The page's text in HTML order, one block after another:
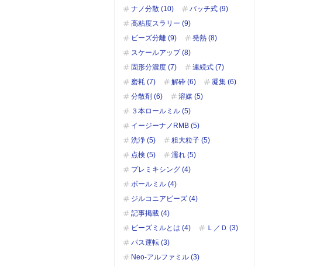
ナノ分散 (10)
バッチ式 (9)
高粘度スラリー (9)
ビーズ分離 (9)
発熱 (8)
スケールアップ (8)
固形分濃度 (7)
連続式 (7)
磨耗 (7)
解砕 (6)
凝集 (6)
分散剤 (6)
溶媒 (5)
３本ロールミル (5)
イージーナノRMB (5)
洗浄 (5)
粗大粒子 (5)
点検 (5)
濡れ (5)
プレミキシング (4)
ボールミル (4)
ジルコニアビーズ (4)
記事掲載 (4)
ビーズミルとは (4)
Ｌ／Ｄ (3)
パス運転 (3)
Neo-アルファミル (3)